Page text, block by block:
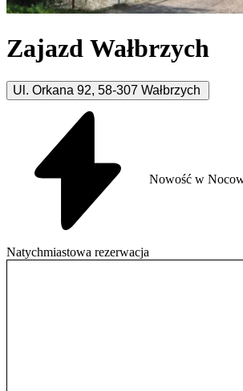
Zajazd Wałbrzych
Ul. Orkana 92, 58-307 Wałbrzych
Natychmiastowa rezerwacja
Nowość w